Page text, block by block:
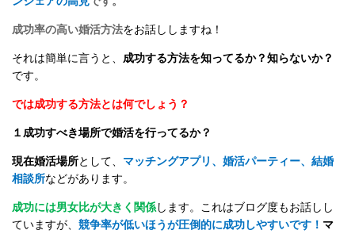
成功率の高い婚活方法をお話ししますね！
それは簡単に言うと、 成功する方法を知ってるか？知らないか？
です。
では成功する方法とは何でしょう？
１成功すべき場所で婚活を行ってるか？
現在婚活場所として、 マッチングアプリ、婚活パーティー、結婚
相談所などがあります。
成功には男女比が大きく関係します。これはブログ度もお話しし
ていますが、 競争率が低いほうが圧倒的に成功しやすいです！ マ